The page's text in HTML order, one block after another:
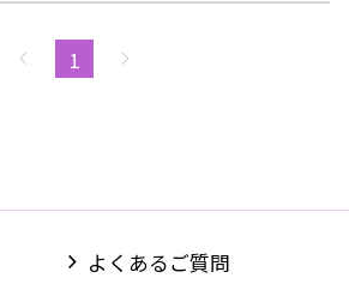
しております。
1
よくあるご質問